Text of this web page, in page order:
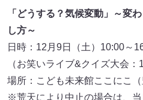
「どうする？気候変動」～変
し方～
日時：12月9日（土）10:00～
（お笑いライブ&クイズ大会：
場所：こども未来館ここにこ（
※荒天により中止の場合は、